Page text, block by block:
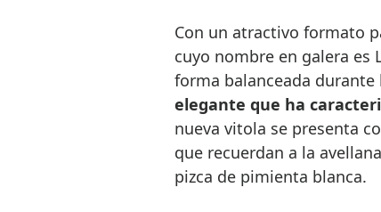
Con un atractivo formato
cuyo nombre en galera es
forma balanceada
elegante que ha
nueva vitola se presenta
que recuerdan a la
pizca de pimienta blanca.